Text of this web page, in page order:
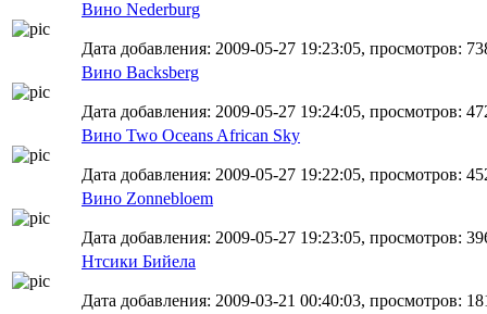
Вино Nеderburg
Дата добавления: 2009-05-27 19:23:05, просмотров:
Вино Backsberg
Дата добавления: 2009-05-27 19:24:05, просмотров:
Вино Two Oceans African Sky
Дата добавления: 2009-05-27 19:22:05, просмотров:
Вино Zonnebloem
Дата добавления: 2009-05-27 19:23:05, просмотров:
Нтсики Бийела
Дата добавления: 2009-03-21 00:40:03, просмотров: